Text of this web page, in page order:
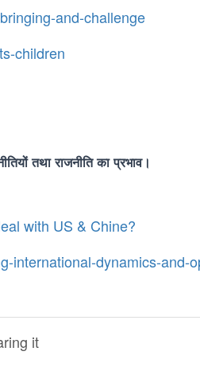
and-challenge
children
तथा राजनीति का प्रभाव।
with US & Chine?
international-dynamics-and-
it